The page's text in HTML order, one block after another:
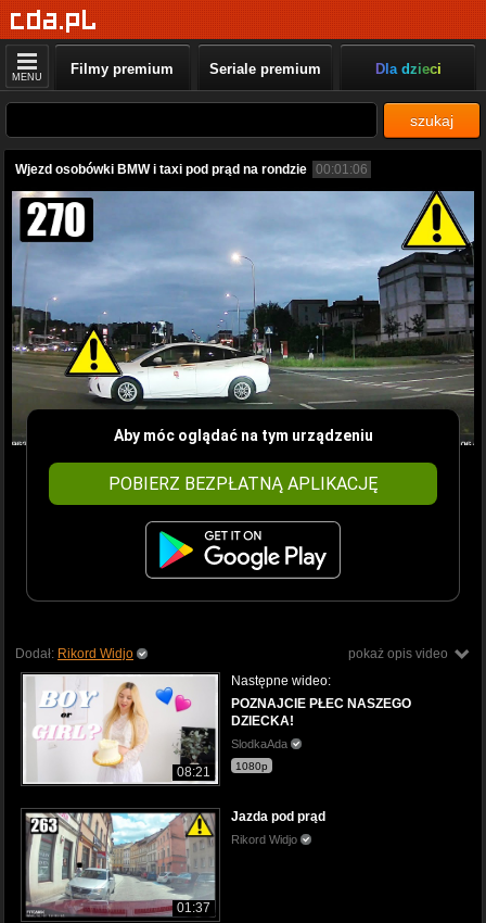
MENU Filmy premium Seriale premium Dla dzieci
szukaj
Wjezd osobówki BMW i taxi pod prąd na rondzie 00:01:06
Aby móc oglądać na tym urządzeniu
POBIERZ BEZPŁATNĄ APLIKACJĘ
pokaż opis video
Dodał: Rikord Widjo
08:21
Następne wideo:
POZNAJCIE PŁEC NASZEGO
DZIECKA!
SlodkaAda
1080p
01:37
Jazda pod prąd
Rikord Widjo